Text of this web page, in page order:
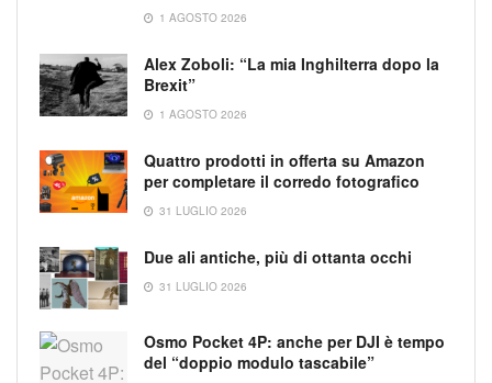
1 AGOSTO 2026
Alex Zoboli: “La mia Inghilterra dopo la
Brexit”
1 AGOSTO 2026
Quattro prodotti in offerta su Amazon
per completare il corredo fotografico
31 LUGLIO 2026
Due ali antiche, più di ottanta occhi
31 LUGLIO 2026
Osmo Pocket 4P: anche per DJI è tempo
del “doppio modulo tascabile”